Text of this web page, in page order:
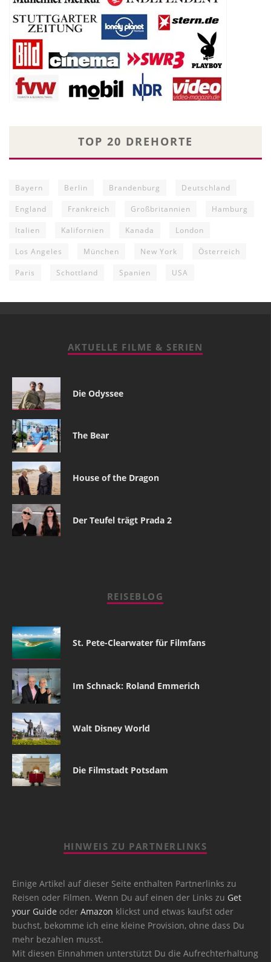
TOP 20 DREHORTE
Bayern Berlin Brandenburg Deutschland
England Frankreich Großbritannien Hamburg
Italien Kalifornien Kanada London
Los Angeles München New York Österreich
Paris Schottland Spanien USA
AKTUELLE FILME & SERIEN
Die Odyssee
The Bear
House of the Dragon
Der Teufel trägt Prada 2
REISEBLOG
St. Pete-Clearwater für Filmfans
Im Schnack: Roland Emmerich
Walt Disney World
Die Filmstadt Potsdam
HINWEIS ZU PARTNERLINKS
Einige Artikel auf dieser Seite enthalten Partnerlinks zu
Reisen oder Filmen. Wenn Du auf einen der Links zu Get
your Guide oder Amazon klickst und etwas kaufst oder
buchst, bekomme ich eine kleine Provision, ohne dass Du
mehr bezahlen musst.
Mit diesen Einnahmen unterstützt Du die Aufrechterhaltung